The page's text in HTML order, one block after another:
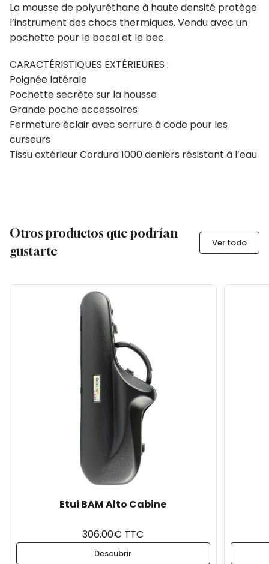
La mousse de polyuréthane à haute densité protège
l’instrument des chocs thermiques. Vendu avec un
pochette pour le bocal et le bec.
CARACTÉRISTIQUES EXTÉRIEURES :
Poignée latérale
Pochette secrète sur la housse
Grande poche accessoires
Fermeture éclair avec serrure à code pour les
curseurs
Tissu extérieur Cordura 1000 deniers résistant à l’eau
Otros productos que podrían
gustarte
Ver todo
Etui BAM Alto Cabine
306.00€ TTC
Descubrir